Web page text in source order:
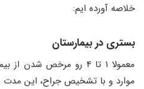
خلاصه آورده ایم:
بستری در بیمارستان
معمولا 1 تا 4 رو مرخص
موارد و با تشخیص جراح، این